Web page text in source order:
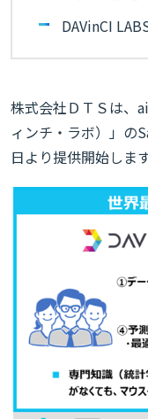
DAVinCI
株式会社ＤＴＳは、
ィンチ・ラボ）」の
日より提供開始します